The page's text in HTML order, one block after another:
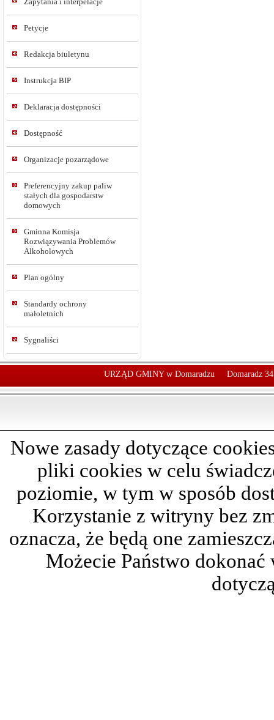
Petycje
Redakcja biuletynu
Instrukcja BIP
Deklaracja dostępności
Dostępność
Organizacje pozarządowe
Preferencyjny zakup paliw
stałych dla gospodarstw
domowych
Gminna Komisja
Rozwiązywania Problemów
Alkoholowych
Plan ogólny
Standardy ochrony
małoletnich
Sygnaliści
URZĄD GMINY w Domaradzu Domaradz
Nowe zasady dotyczące
pliki cookies w celu
poziomie, w tym w sposób
Korzystanie z witryny bez
oznacza, że będą one
Możecie Państwo